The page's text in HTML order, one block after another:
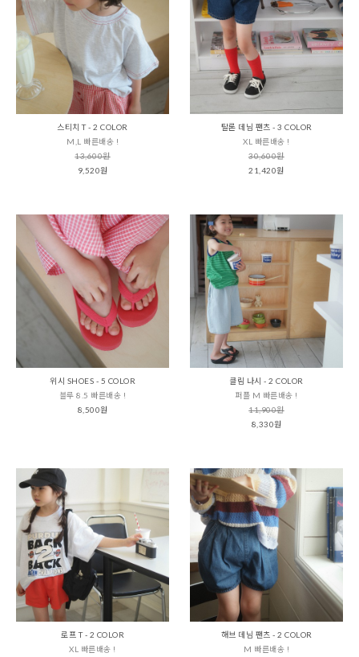
스티치 T - 2 COLOR
M,L 빠른배송 !
13,600원
9,520원
탈론 데님 팬츠 - 3 COLOR
XL 빠른배송 !
30,600원
21,420원
위시 SHOES - 5 COLOR
블루 8.5 빠른배송 !
8,500원
클림 나시 - 2 COLOR
퍼플 M 빠른배송 !
11,900원
8,330원
로프 T - 2 COLOR
XL 빠른배송 !
해브 데님 팬츠 - 2 COLOR
M 빠른배송 !